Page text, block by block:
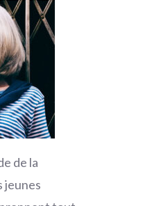
de la
jeunes